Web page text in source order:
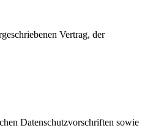
Vertrag, der
Datenschutzvorschriften sowie